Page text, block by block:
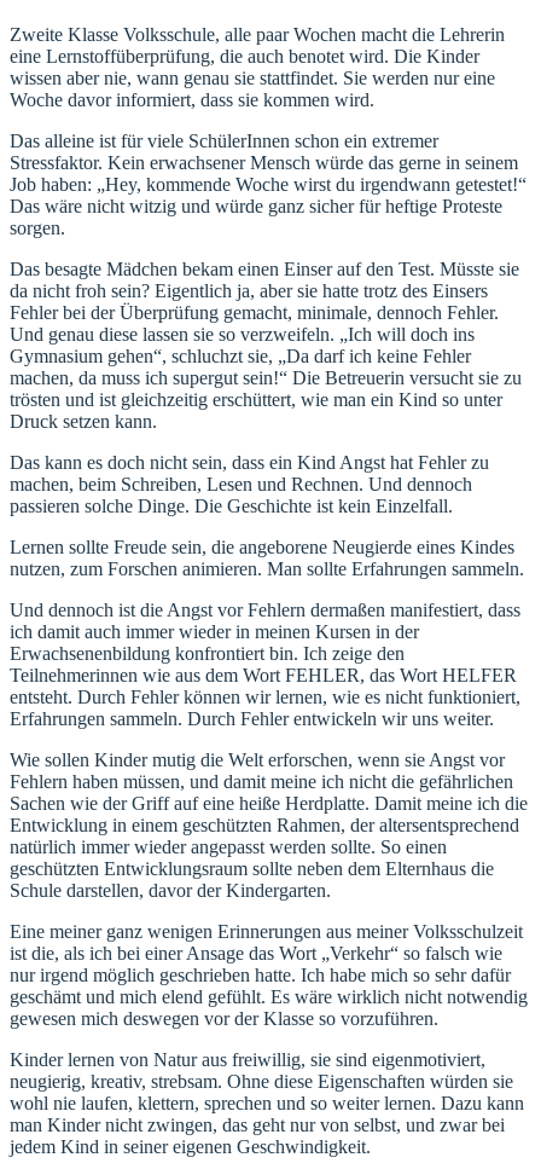
Zweite Klasse Volksschule, alle paar Wochen macht die Lehrerin
eine Lernstoffüberprüfung, die auch benotet wird. Die Kinder
wissen aber nie, wann genau sie stattfindet. Sie werden nur eine
Woche davor informiert, dass sie kommen wird.
Das alleine ist für viele SchülerInnen schon ein extremer
Stressfaktor. Kein erwachsener Mensch würde das gerne in seinem
Job haben: „Hey, kommende Woche wirst du irgendwann getestet!“
Das wäre nicht witzig und würde ganz sicher für heftige Proteste
sorgen.
Das besagte Mädchen bekam einen Einser auf den Test. Müsste sie
da nicht froh sein? Eigentlich ja, aber sie hatte trotz des Einsers
Fehler bei der Überprüfung gemacht, minimale, dennoch Fehler.
Und genau diese lassen sie so verzweifeln. „Ich will doch ins
Gymnasium gehen“, schluchzt sie, „Da darf ich keine Fehler
machen, da muss ich supergut sein!“ Die Betreuerin versucht sie zu
trösten und ist gleichzeitig erschüttert, wie man ein Kind so unter
Druck setzen kann.
Das kann es doch nicht sein, dass ein Kind Angst hat Fehler zu
machen, beim Schreiben, Lesen und Rechnen. Und dennoch
passieren solche Dinge. Die Geschichte ist kein Einzelfall.
Lernen sollte Freude sein, die angeborene Neugierde eines Kindes
nutzen, zum Forschen animieren. Man sollte Erfahrungen sammeln.
Und dennoch ist die Angst vor Fehlern dermaßen manifestiert, dass
ich damit auch immer wieder in meinen Kursen in der
Erwachsenenbildung konfrontiert bin. Ich zeige den
Teilnehmerinnen wie aus dem Wort FEHLER, das Wort HELFER
entsteht. Durch Fehler können wir lernen, wie es nicht funktioniert,
Erfahrungen sammeln. Durch Fehler entwickeln wir uns weiter.
Wie sollen Kinder mutig die Welt erforschen, wenn sie Angst vor
Fehlern haben müssen, und damit meine ich nicht die gefährlichen
Sachen wie der Griff auf eine heiße Herdplatte. Damit meine ich die
Entwicklung in einem geschützten Rahmen, der altersentsprechend
natürlich immer wieder angepasst werden sollte. So einen
geschützten Entwicklungsraum sollte neben dem Elternhaus die
Schule darstellen, davor der Kindergarten.
Eine meiner ganz wenigen Erinnerungen aus meiner Volksschulzeit
ist die, als ich bei einer Ansage das Wort „Verkehr“ so falsch wie
nur irgend möglich geschrieben hatte. Ich habe mich so sehr dafür
geschämt und mich elend gefühlt. Es wäre wirklich nicht notwendig
gewesen mich deswegen vor der Klasse so vorzuführen.
Kinder lernen von Natur aus freiwillig, sie sind eigenmotiviert,
neugierig, kreativ, strebsam. Ohne diese Eigenschaften würden sie
wohl nie laufen, klettern, sprechen und so weiter lernen. Dazu kann
man Kinder nicht zwingen, das geht nur von selbst, und zwar bei
jedem Kind in seiner eigenen Geschwindigkeit.